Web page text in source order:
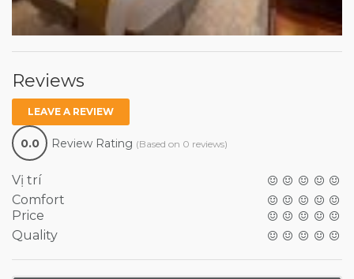
Reviews
LEAVE A REVIEW
0.0 Review Rating (Based on 0 reviews)
Vị trí
Comfort
Price
Quality